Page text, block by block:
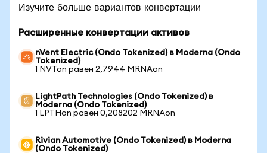
Изучите больше вариантов конвертации
Расширенные конвертации активов
nVent Electric (Ondo Tokenized) в Moderna (Ondo
Tokenized)
1 NVTon равен 2,7944 MRNAon
LightPath Technologies (Ondo Tokenized) в
Moderna (Ondo Tokenized)
1 LPTHon равен 0,208202 MRNAon
Rivian Automotive (Ondo Tokenized) в Moderna
(Ondo Tokenized)